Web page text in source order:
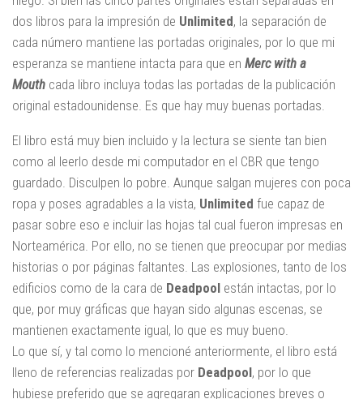
dos libros para la impresión de Unlimited, la separación de
cada número mantiene las portadas originales, por lo que mi
esperanza se mantiene intacta para que en Merc with a
Mouth cada libro incluya todas las portadas de la publicación
original estadounidense. Es que hay muy buenas portadas.
El libro está muy bien incluido y la lectura se siente tan bien
como al leerlo desde mi computador en el CBR que tengo
guardado. Disculpen lo pobre. Aunque salgan mujeres con poca
ropa y poses agradables a la vista, Unlimited fue capaz de
pasar sobre eso e incluir las hojas tal cual fueron impresas en
Norteamérica. Por ello, no se tienen que preocupar por medias
historias o por páginas faltantes. Las explosiones, tanto de los
edificios como de la cara de Deadpool están intactas, por lo
que, por muy gráficas que hayan sido algunas escenas, se
mantienen exactamente igual, lo que es muy bueno.
Lo que sí, y tal como lo mencioné anteriormente, el libro está
lleno de referencias realizadas por Deadpool, por lo que
hubiese preferido que se agregaran explicaciones breves o